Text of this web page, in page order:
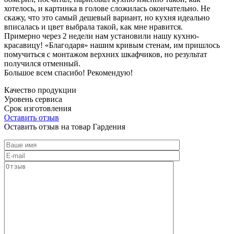
хотелось, и картинка в голове сложилась окончательно. Не
скажу, что это самый дешевый вариант, но кухня идеально
вписалась и цвет выбрала такой, как мне нравится.
Примерно через 2 недели нам установили нашу кухню-
красавицу! «Благодаря» нашим кривым стенам, им пришлось
помучиться с монтажом верхних шкафчиков, но результат
получился отменный.
Большое всем спасибо! Рекомендую!
Качество продукции
Уровень сервиса
Срок изготовления
Оставить отзыв
Оставить отзыв на товар Гардения